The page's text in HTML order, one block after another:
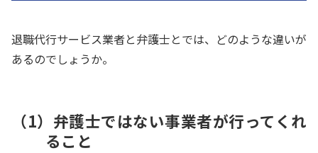
退職代行サービス業者と弁護士とでは、どのような違いが
あるのでしょうか。
（1）弁護士ではない事業者が行ってくれ
ること